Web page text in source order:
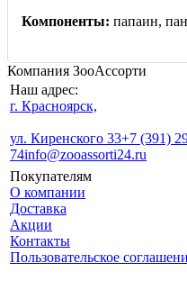
Компоненты: папаин,
Компания ЗооАссорти
Наш адрес:
г. Красноярск,
ул. Киренского 33+7 (391)
74info@zooassorti24.ru
Покупателям
О компании
Доставка
Акции
Контакты
Пользовательское